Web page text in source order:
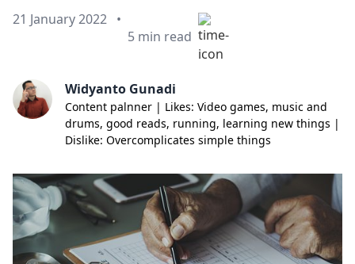
Published on
21 January 2022 •
Min read
5 min read
Widyanto Gunadi
Content palnner | Likes: Video games, music and
drums, good reads, running, learning new things |
Dislike: Overcomplicates simple things